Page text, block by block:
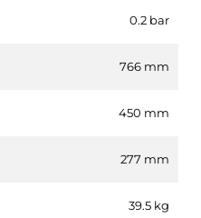
0.2 bar
766 mm
450 mm
277 mm
39.5 kg